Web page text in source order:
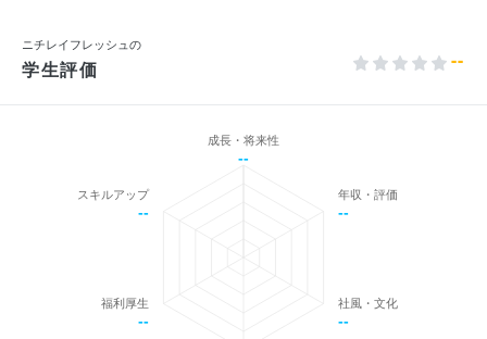
ニチレイフレッシュの
学生評価 --
成長・将来性
--
年収・評価
--
社風・文化
--
福利厚生
--
スキルアップ
--